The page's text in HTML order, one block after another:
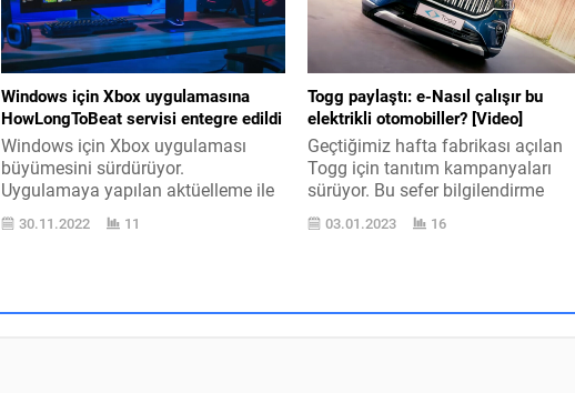
yenisini daha ilave ediyor.
İmalciliğini OGM Pictures...
karşın bir OLED TV tanıtmayan
şirket,...
Windows için Xbox uygulamasına
HowLongToBeat servisi entegre edildi
Windows için Xbox uygulaması
büyümesini sürdürüyor.
Uygulamaya yapılan aktüelleme ile
HowLongToBeat bilgileri ilave edildi.
Windows için Xbox uygulaması
30.11.2022 11
Togg paylaştı: e-Nasıl çalışır bu
elektrikli otomobiller? [Video]
Geçtiğimiz hafta fabrikası açılan
Togg için tanıtım kampanyaları
sürüyor. Bu sefer bilgilendirme
odaklı e-Nasıl video tezsi
Togg, otomobil pazarına
03.01.2023 16